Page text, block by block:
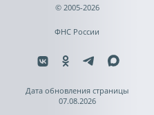
© 2005-2026
ФНС России
Дата обновления страницы
07.08.2026